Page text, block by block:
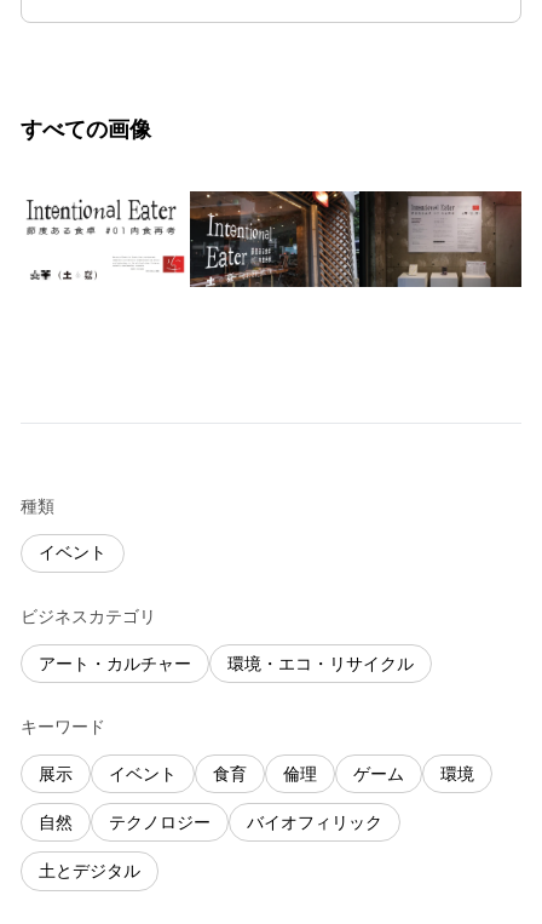
すべての画像
種類
イベント
ビジネスカテゴリ
アート・カルチャー 環境・エコ・リサイクル
キーワード
展示 イベント 食育 倫理 ゲーム 環境
自然 テクノロジー バイオフィリック
土とデジタル